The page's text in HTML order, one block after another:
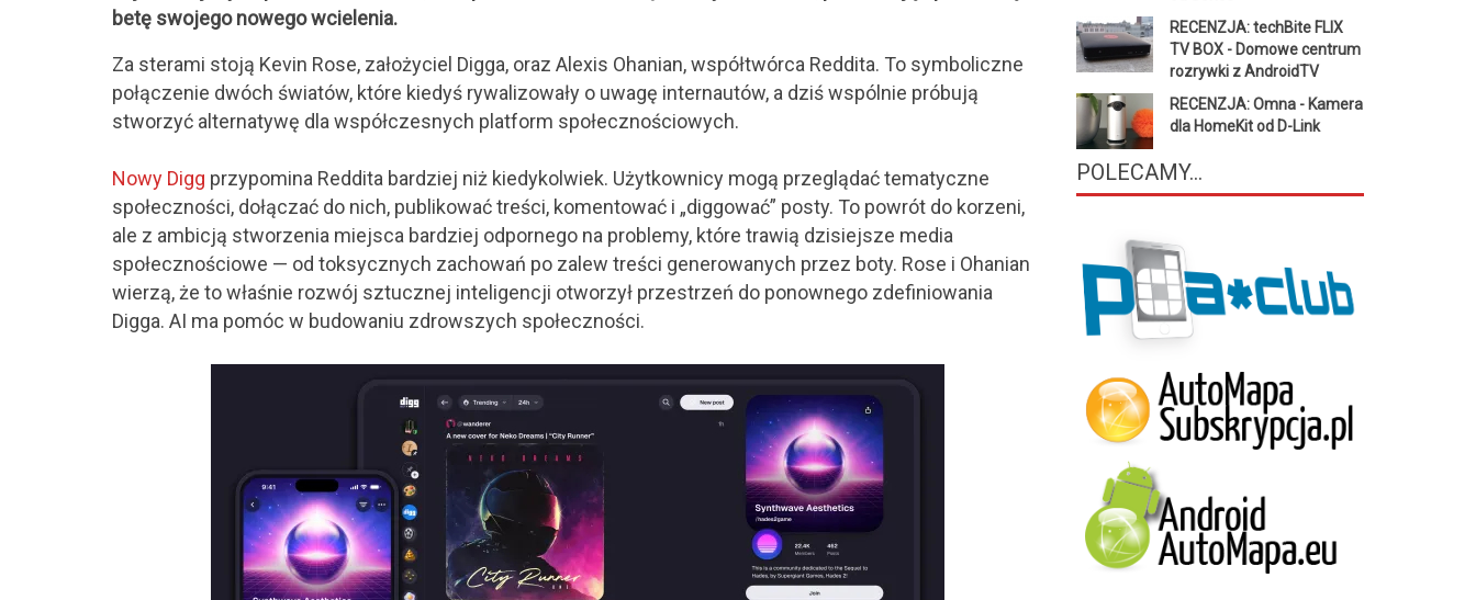
betę swojego nowego wcielenia.
Za sterami stoją Kevin Rose, założyciel Digga, oraz Alexis Ohanian, współtwórca Reddita. To symboliczne
połączenie dwóch światów, które kiedyś rywalizowały o uwagę internautów, a dziś wspólnie próbują
stworzyć alternatywę dla współczesnych platform społecznościowych.
Nowy Digg przypomina Reddita bardziej niż kiedykolwiek. Użytkownicy mogą przeglądać tematyczne
społeczności, dołączać do nich, publikować treści, komentować i „diggować” posty. To powrót do korzeni,
ale z ambicją stworzenia miejsca bardziej odpornego na problemy, które trawią dzisiejsze media
społecznościowe — od toksycznych zachowań po zalew treści generowanych przez boty. Rose i Ohanian
wierzą, że to właśnie rozwój sztucznej inteligencji otworzył przestrzeń do ponownego zdefiniowania
Digga. AI ma pomóc w budowaniu zdrowszych społeczności.
RECENZJA: techBite FLIX
TV BOX - Domowe centrum
rozrywki z AndroidTV
RECENZJA: Omna - Kamera
dla HomeKit od D-Link
POLECAMY...